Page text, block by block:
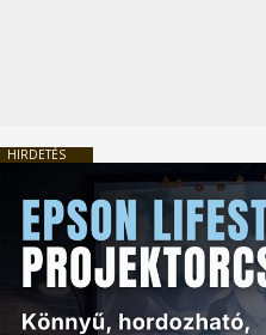
HIRDETÉS